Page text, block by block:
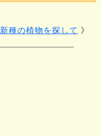
新種の植物を探して